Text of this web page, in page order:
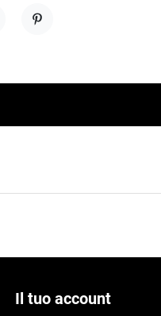
Il tuo account